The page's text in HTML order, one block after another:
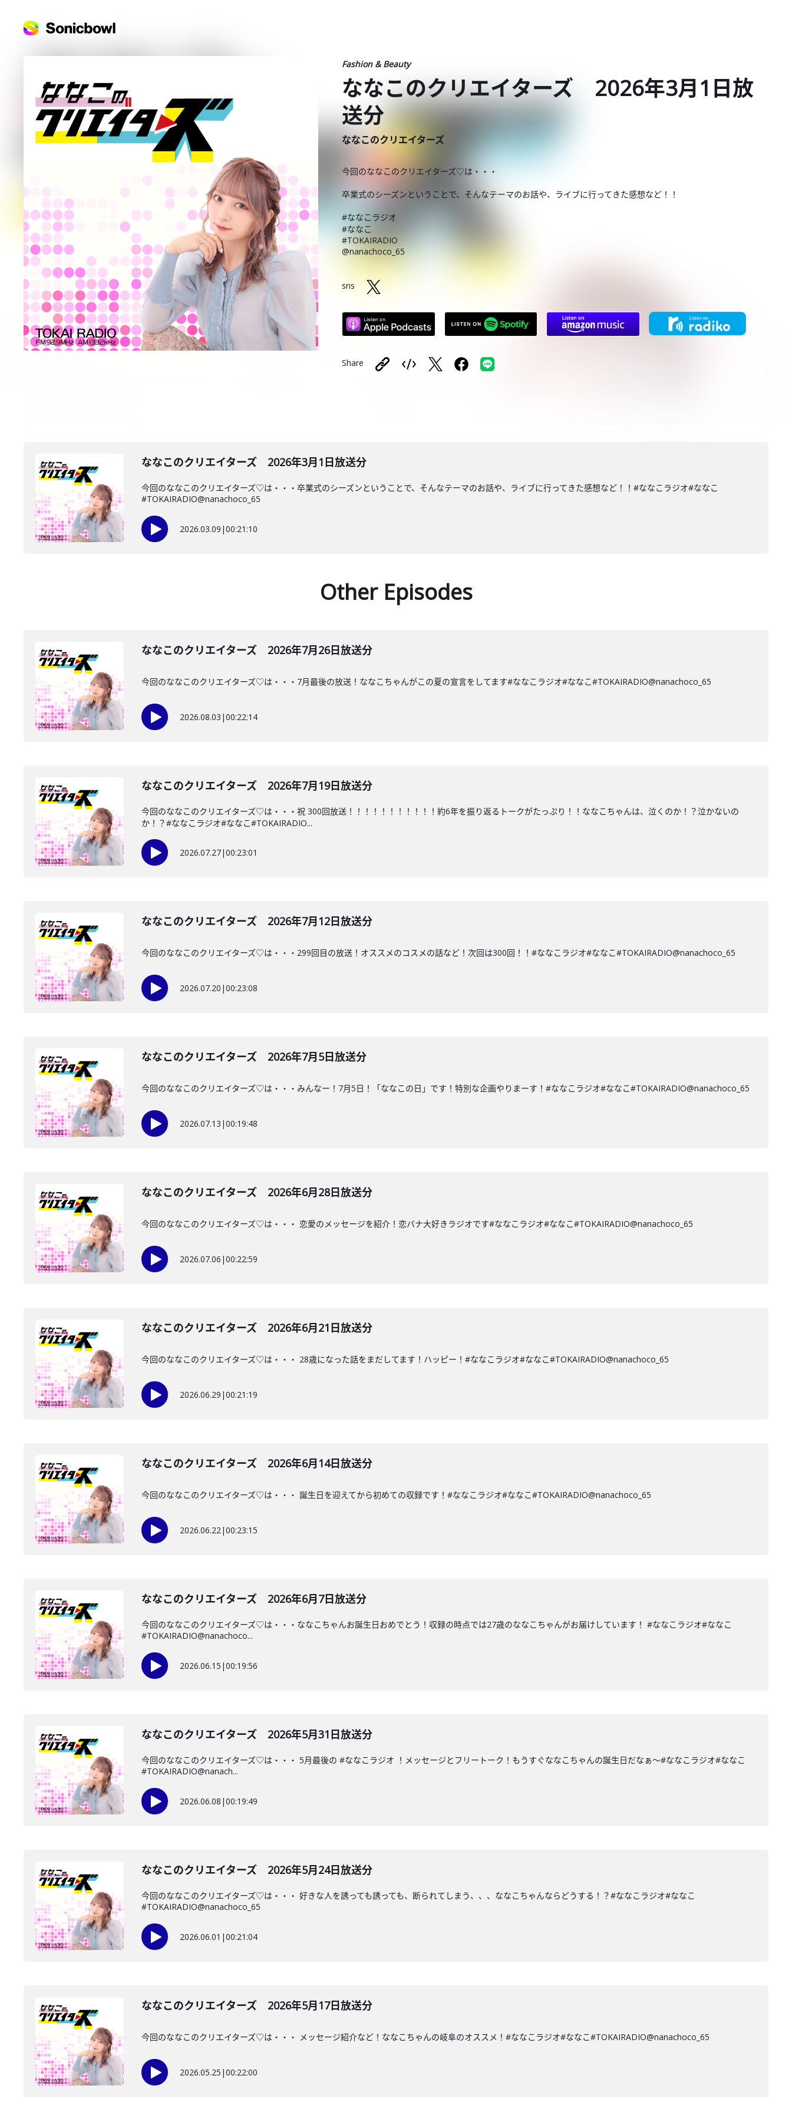
Fashion & Beauty
ななこのクリエイターズ 2026年3月1日放
送分
ななこのクリエイターズ
今回のななこのクリエイターズ♡は・・・
卒業式のシーズンということで、そんなテーマのお話や、ライブに行ってきた感想など！！
#ななこラジオ
#ななこ
#TOKAIRADIO
@nanachoco_65
sns
Share
ななこのクリエイターズ 2026年3月1日放送分
今回のななこのクリエイターズ♡は・・・卒業式のシーズンということで、そんなテーマのお話や、ライブに行ってきた感想など！！#ななこラジオ#ななこ
#TOKAIRADIO@nanachoco_65
2026.03.09 |00:21:10
Other Episodes
ななこのクリエイターズ 2026年7月26日放送分
今回のななこのクリエイターズ♡は・・・7月最後の放送！ななこちゃんがこの夏の宣言をしてます#ななこラジオ#ななこ#TOKAIRADIO@nanachoco_65
2026.08.03 |00:22:14
ななこのクリエイターズ 2026年7月19日放送分
今回のななこのクリエイターズ♡は・・・祝 300回放送！！！！！！！！！！！約6年を振り返るトークがたっぷり！！ななこちゃんは、泣くのか！？泣かないの
か！？#ななこラジオ#ななこ#TOKAIRADIO...
2026.07.27|00:23:01
ななこのクリエイターズ 2026年7月12日放送分
今回のななこのクリエイターズ♡は・・・299回目の放送！オススメのコスメの話など！次回は300回！！#ななこラジオ#ななこ#TOKAIRADIO@nanachoco_65
2026.07.20 |00:23:08
ななこのクリエイターズ 2026年7月5日放送分
今回のななこのクリエイターズ♡は・・・みんなー！7月5日！「ななこの日」です！特別な企画やりまーす！#ななこラジオ#ななこ#TOKAIRADIO@nanachoco_65
2026.07.13 |00:19:48
ななこのクリエイターズ 2026年6月28日放送分
今回のななこのクリエイターズ♡は・・・ 恋愛のメッセージを紹介！恋バナ大好きラジオです#ななこラジオ#ななこ#TOKAIRADIO@nanachoco_65
2026.07.06 |00:22:59
ななこのクリエイターズ 2026年6月21日放送分
今回のななこのクリエイターズ♡は・・・ 28歳になった話をまだしてます！ハッピー！#ななこラジオ#ななこ#TOKAIRADIO@nanachoco_65
2026.06.29 |00:21:19
ななこのクリエイターズ 2026年6月14日放送分
今回のななこのクリエイターズ♡は・・・ 誕生日を迎えてから初めての収録です！#ななこラジオ#ななこ#TOKAIRADIO@nanachoco_65
2026.06.22|00:23:15
ななこのクリエイターズ 2026年6月7日放送分
今回のななこのクリエイターズ♡は・・・ななこちゃんお誕生日おめでとう！収録の時点では27歳のななこちゃんがお届けしています！ #ななこラジオ#ななこ
#TOKAIRADIO@nanachoco...
2026.06.15 |00:19:56
ななこのクリエイターズ 2026年5月31日放送分
今回のななこのクリエイターズ♡は・・・ 5月最後の #ななこラジオ ！メッセージとフリートーク！もうすぐななこちゃんの誕生日だなぁ〜#ななこラジオ#ななこ
#TOKAIRADIO@nanach...
2026.06.08 |00:19:49
ななこのクリエイターズ 2026年5月24日放送分
今回のななこのクリエイターズ♡は・・・ 好きな人を誘っても誘っても、断られてしまう、、、ななこちゃんならどうする！？#ななこラジオ#ななこ
#TOKAIRADIO@nanachoco_65
2026.06.01 |00:21:04
ななこのクリエイターズ 2026年5月17日放送分
今回のななこのクリエイターズ♡は・・・ メッセージ紹介など！ななこちゃんの岐阜のオススメ！#ななこラジオ#ななこ#TOKAIRADIO@nanachoco_65
2026.05.25 |00:22:00